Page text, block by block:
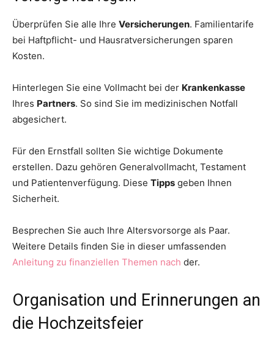
Überprüfen Sie alle Ihre Versicherungen. Familientarife
bei Haftpflicht- und Hausratversicherungen sparen
Kosten.
Hinterlegen Sie eine Vollmacht bei der Krankenkasse
Ihres Partners. So sind Sie im medizinischen Notfall
abgesichert.
Für den Ernstfall sollten Sie wichtige Dokumente
erstellen. Dazu gehören Generalvollmacht, Testament
und Patientenverfügung. Diese Tipps geben Ihnen
Sicherheit.
Besprechen Sie auch Ihre Altersvorsorge als Paar.
Weitere Details finden Sie in dieser umfassenden
Anleitung zu finanziellen Themen nach der.
Organisation und Erinnerungen an
die Hochzeitsfeier